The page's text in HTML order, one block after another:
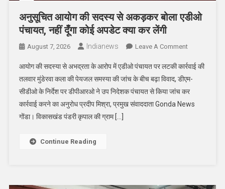
अनुसूचित आयोग की सदस्य से अकड़कर बोला एडीओ
पंचायत, नहीं दूँगा कोई अपडेट क्या कर लेंगी
August 7, 2026 Indianews Leave A CommentOn
आयोग
की
सदस्य
से
कोई
आयोग की सदस्या से अभद्रता के आरोप में एडीओ पंचायत पर लटकी कार्रवाई की
तलवार मुंडेरवा कला की पेयजल समस्या की जांच के बीच बढ़ा विवाद, डीएम-
सीडीओ के निर्देश पर डीपीआरओ ने उप निदेशक पंचायत से किया जांच कर
कार्रवाई करने का अनुरोध प्रदीप मिश्रा, प्रमुख संवाददाता Gonda News
गोंडा। विकासखंड पंडरी कृपाल की ग्राम […]
Continue Reading